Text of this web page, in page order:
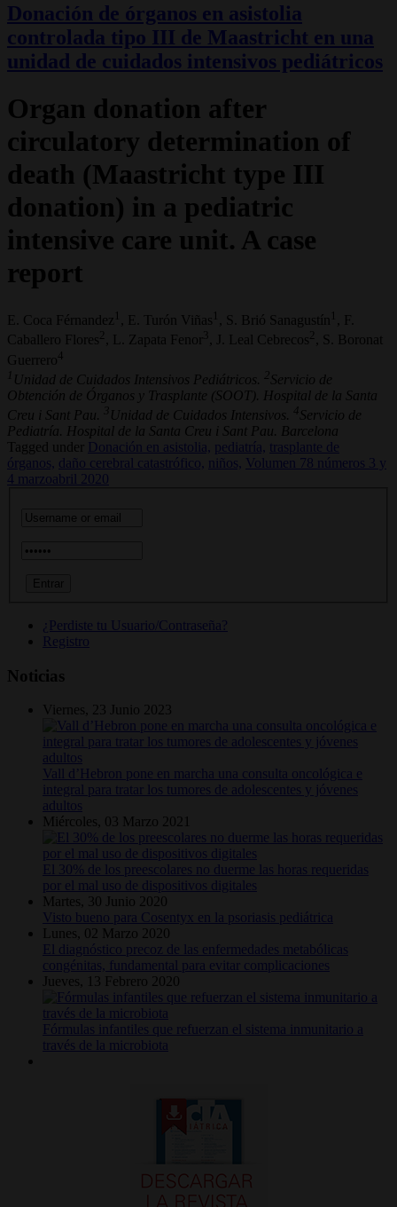
Donación de órganos en asistolia
controlada tipo III de Maastricht en una
unidad de cuidados intensivos pediátricos
Organ donation after
circulatory determination of
death (Maastricht type III
donation) in a pediatric
intensive care unit. A case
report
E. Coca Férnandez 1 , E. Turón Viñas 1 , S. Brió Sanagustín 1
, F.
Caballero Flores
, L. Zapata Fenor 3 , J. Leal Cebrecos
, S. Boronat
Guerrero4
1 Unidad de Cuidados Intensivos Pediátricos. 2 Servicio de
Obtención de Órganos y Trasplante (SOOT). Hospital de la Santa
Creu i Sant Pau.
3 Unidad de Cuidados Intensivos. 4 Servicio de
Pediatría. Hospital de la Santa Creu i Sant Pau. Barcelona
Tagged under
Donación en asistolia, pediatría, trasplante de
órganos, daño cerebral catastrófico, niños,
Volumen 78 números 3 y
4 marzoabril 2020
¿Perdiste tu Usuario/Contraseña?
Registro
Noticias
Viernes, 23 Junio 2023
Vall d’Hebron pone en marcha una consulta oncológica e
integral para tratar los tumores de adolescentes y jóvenes
adultos
Miércoles, 03 Marzo 2021
El 30% de los preescolares no duerme las horas requeridas
por el mal uso de dispositivos digitales
Martes, 30 Junio 2020
Visto bueno para Cosentyx en la psoriasis pediátrica
Lunes, 02 Marzo 2020
El diagnóstico precoz de las enfermedades metabólicas
congénitas, fundamental para evitar complicaciones
Jueves, 13 Febrero 2020
Fórmulas infantiles que refuerzan el sistema inmunitario a
través de la microbiota